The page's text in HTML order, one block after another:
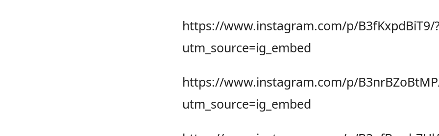
https://www.instagram.com/p/B3fKxpdBiT9/
utm_source=ig_embed
https://www.instagram.com/p/
utm_source=ig_embed